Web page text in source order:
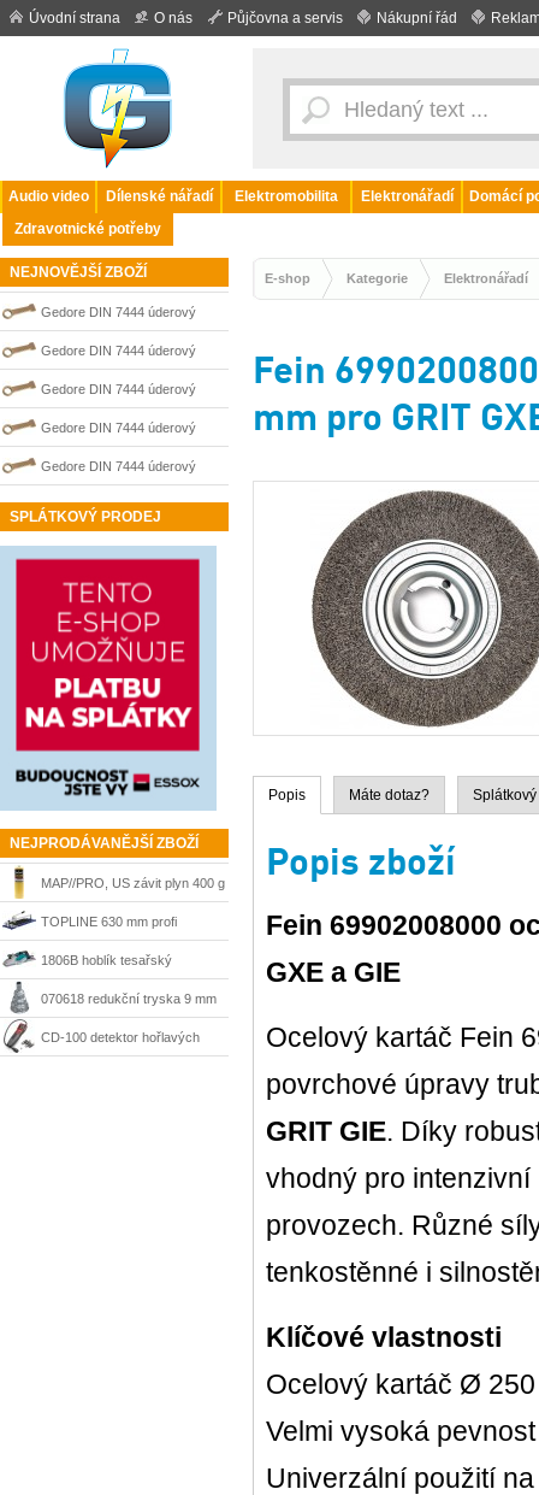
Úvodní strana O nás Půjčovna a servis Nákupní řád
Audio video Dílenské nářadí Elektromobilita Elektronářadí
Domácí
Zdravotnické potřeby
NEJNOVĚJŠÍ ZBOŽÍ
Gedore DIN 7444 úderový
nejiskřivý plochý (palcový) klíč
0100216S
Gedore DIN 7444 úderový
nejiskřivý plochý (palcový) klíč
0100214S
Gedore DIN 7444 úderový
nejiskřivý plochý (palcový) klíč
0100006S
Gedore DIN 7444 úderový
nejiskřivý plochý (palcový) klíč
0100009S
Gedore DIN 7444 úderový
nejiskřivý plochý (palcový) klíč
SPLÁTKOVÝ PRODEJ
NEJPRODÁVANĚJŠÍ ZBOŽÍ
MAP//PRO, US závit plyn 400 g
Bernzomatic
TOPLINE 630 mm profi
řezačka Kaufmann
1806B hoblík tesařský
velkoplošný 170 mm Makita
070618 redukční tryska 9 mm
Steinel
CD-100 detektor hořlavých
E-shop Kategorie Elektronářadí
Fein
mm pro GRIT
Popis Máte dotaz?
Popis zboží
Fein 69902008000
GXE a GIE
Ocelový kartáč Fein
povrchové úpravy
GRIT GIE. Díky
vhodný pro
provozech. Různé
tenkostěnné i
Klíčové vlastnosti
Ocelový kartáč Ø
Velmi vysoká
Univerzální použití